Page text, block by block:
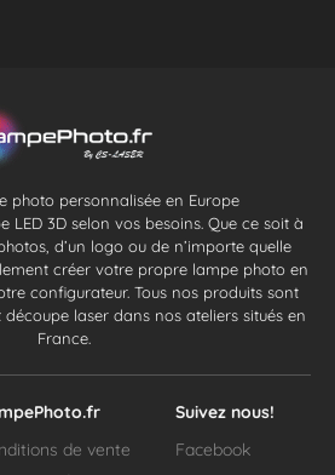
photo personnalisée en Europe
LED 3D selon vos besoins. Que ce soit à
d’un logo ou de n’importe quelle
créer votre propre lampe photo en
configurateur. Tous nos produits sont
laser dans nos ateliers situés en
France.
de vente
Suivez nous!
Facebook